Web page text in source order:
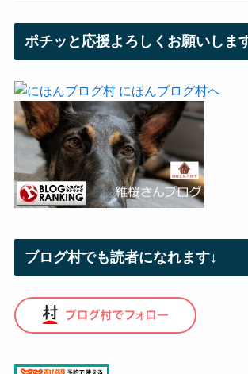
ポチッと応援よろしくお願いしま
ブログ村でも読者になれます↓